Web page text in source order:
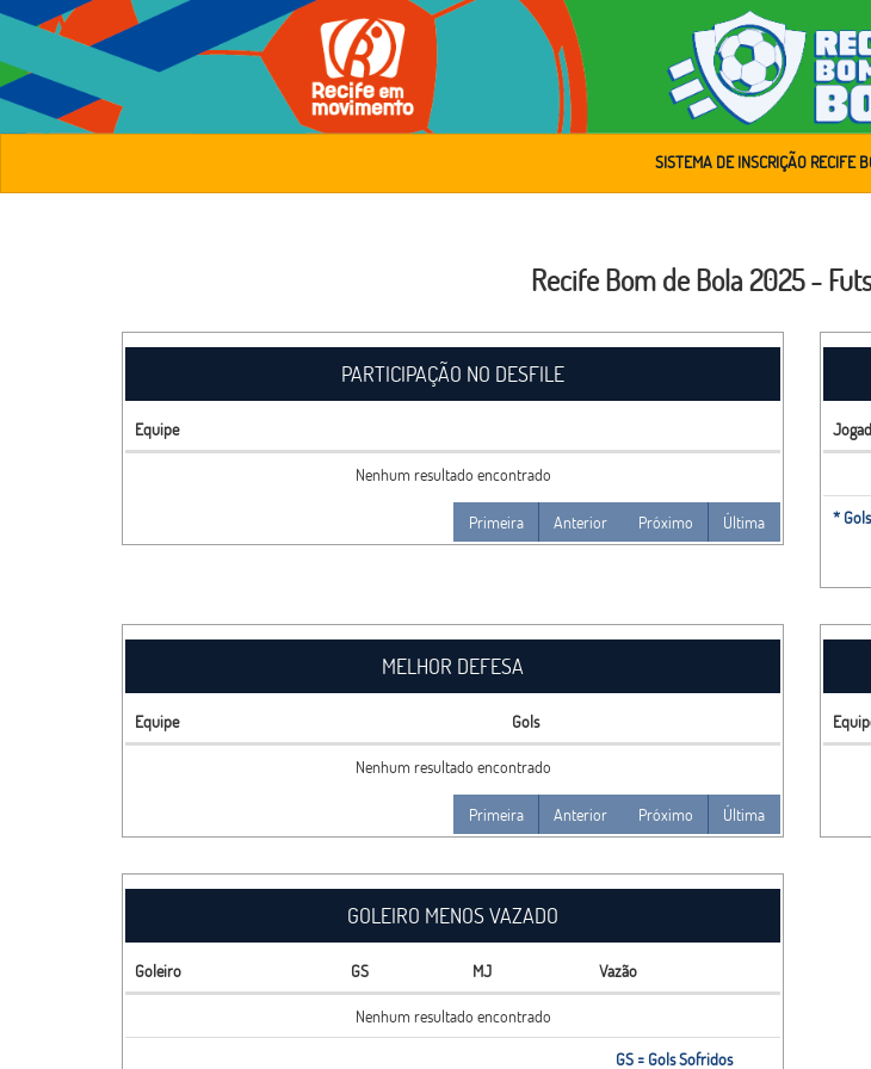
SISTEMA DE INSCRIÇÃO RECIFE
Recife Bom de Bola 2025 -
PARTICIPAÇÃO NO DESFILE
Equipe
Nenhum resultado encontrado
Primeira Anterior Próximo Última
*
MELHOR DEFESA
Equipe
Gols
Nenhum resultado encontrado
Primeira Anterior Próximo Última
GOLEIRO MENOS VAZADO
Goleiro GS MJ
Vazão
Nenhum resultado encontrado
GS = Gols Sofridos